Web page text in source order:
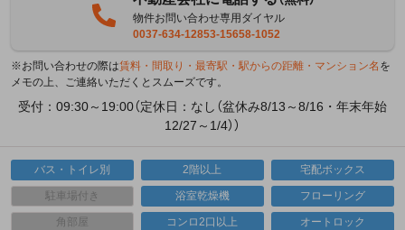
物件お問い合わせ専用ダイヤル
0037-634-12853-15658-1052
※お問い合わせの際は賃料・間取り・最寄駅・駅からの距離・マンション名 を
メモの上、ご連絡いただくとスムーズです。
受付：09:30～19:00（定休日：なし（盆休み8/13～8/16・年末年始
12/27～1/4））
バス・トイレ別 2階以上 宅配ボックス
駐車場付き 浴室乾燥機 フローリング
角部屋 コンロ2口以上 オートロック